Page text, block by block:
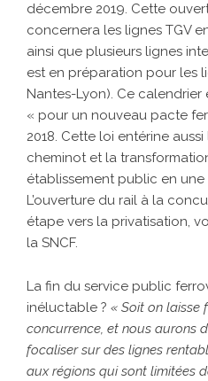
décembre 2019. Cette
concernera les lignes TGV
ainsi que plusieurs lignes
est en préparation pour les
Nantes-Lyon). Ce calendrier
« pour un nouveau pacte
2018. Cette loi entérine
cheminot et la
établissement public en
L’ouverture du rail à la
étape vers la privatisation,
la SNCF.
La fin du service public
inéluctable ? « Soit on laisse
concurrence, et nous aurons
focaliser sur des lignes
aux régions qui sont limitées